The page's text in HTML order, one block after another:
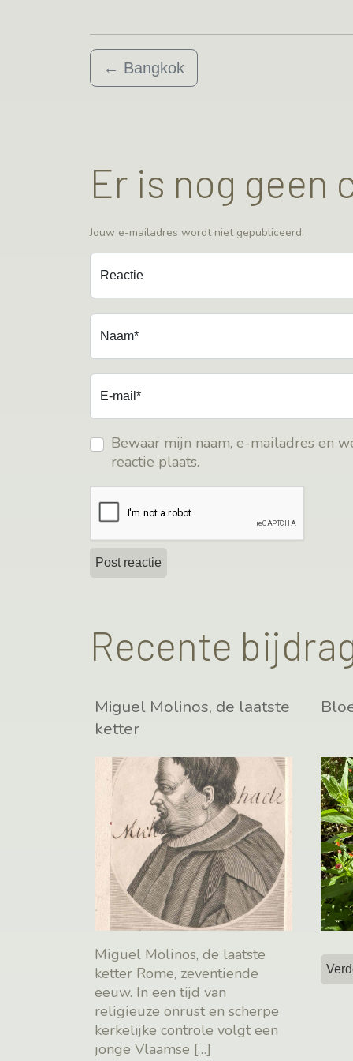
← Bangkok
Er is nog
Jouw e-mailadres wordt niet gepubliceerd.
Reactie
Naam*
E-mail*
Bewaar mijn naam, e-mailadres en
reactie plaats.
Recente
Miguel Molinos, de laatste
ketter
Miguel Molinos, de laatste
ketter Rome, zeventiende
eeuw. In een tijd van
religieuze onrust en scherpe
kerkelijke controle volgt een
jonge Vlaamse […]